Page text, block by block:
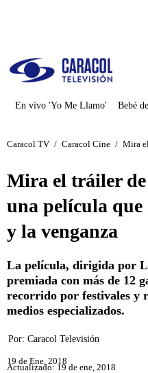
En vivo 'Yo Me Llamo' Bebé
Caracol TV / Caracol Cine / Mira
Mira el tráiler de
una película
y la venganza
La película, dirigida por
premiada con más de 12
recorrido por festivales y
medios especializados.
Por: Caracol Televisión
19 de Ene, 2018
Actualizado: 19 de ene, 2018